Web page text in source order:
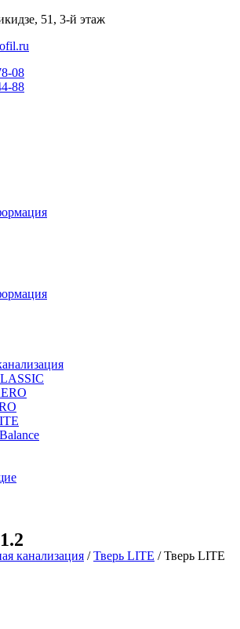
51, 3-й этаж
08
88
канализация /Тверь LITE /Тверь LITE